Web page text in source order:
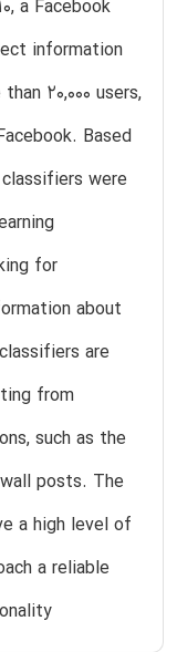
a Facebook
information
20,000 users,
Based
were
for
about
are
from
such as the
posts. The
a high level of
a reliable